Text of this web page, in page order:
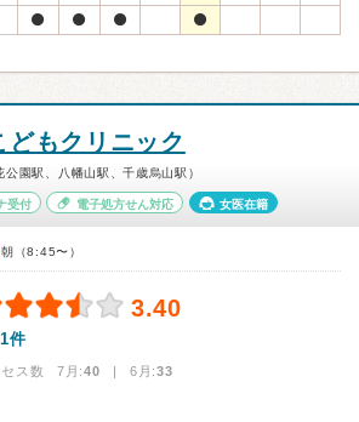
もクリニック
園駅、八幡山駅、千歳烏山駅）
受付 電子処方せん対応 女医在籍
朝（8:45〜）
3.40
1件
セス数 7月:40 | 6月:33